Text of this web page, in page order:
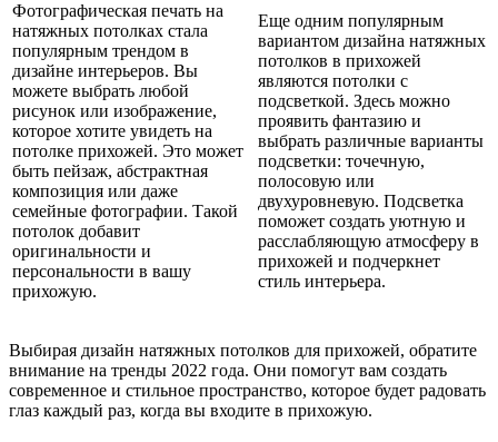
Фотографическая печать на
натяжных потолках стала
популярным трендом в
дизайне интерьеров. Вы
можете выбрать любой
рисунок или изображение,
которое хотите увидеть на
потолке прихожей. Это может
быть пейзаж, абстрактная
композиция или даже
семейные фотографии. Такой
потолок добавит
оригинальности и
персональности в вашу
прихожую.
Еще одним популярным
вариантом дизайна натяжных
потолков в прихожей
являются потолки с
подсветкой. Здесь можно
проявить фантазию и
выбрать различные варианты
подсветки: точечную,
полосовую или
двухуровневую. Подсветка
поможет создать уютную и
расслабляющую атмосферу в
прихожей и подчеркнет
стиль интерьера.
Выбирая дизайн натяжных потолков для прихожей, обратите
внимание на тренды 2022 года. Они помогут вам создать
современное и стильное пространство, которое будет радовать
глаз каждый раз, когда вы входите в прихожую.